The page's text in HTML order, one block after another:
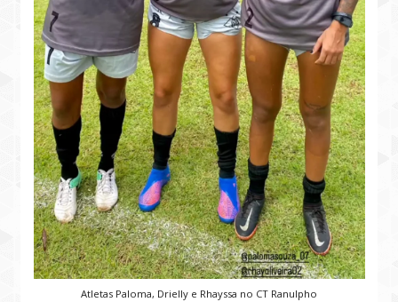
Atletas Paloma, Drielly e Rhayssa no CT Ranulpho